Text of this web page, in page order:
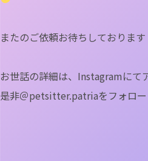
またのご依頼お待ちしております
お世話の詳細は、Instagramにて
是非＠petsitter.patriaをフォロ